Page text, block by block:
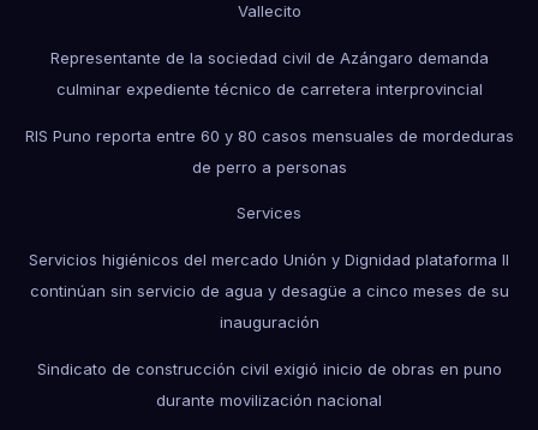
Vallecito
Representante de la sociedad civil de Azángaro demanda
culminar expediente técnico de carretera interprovincial
RIS Puno reporta entre 60 y 80 casos mensuales de mordeduras
de perro a personas
Services
Servicios higiénicos del mercado Unión y Dignidad plataforma II
continúan sin servicio de agua y desagüe a cinco meses de su
inauguración
Sindicato de construcción civil exigió inicio de obras en puno
durante movilización nacional